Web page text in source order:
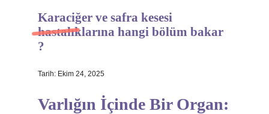
Hakkımızda
Karaciğer ve safra kesesi
hastalıklarına hangi bölüm bakar
?
Tarih: Ekim 24, 2025
Varlığın İçinde Bir Organ: